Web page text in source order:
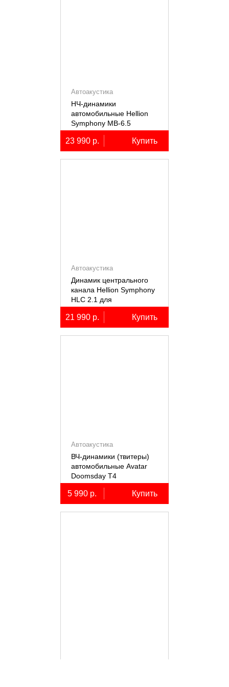
Автоакустика
НЧ-динамики
автомобильные Hellion
Symphony MB-6.5
23 990 р. Купить
Автоакустика
Динамик центрального
канала Hellion Symphony
HLC 2.1 для
автомобилей Lixiang Li-
7/8/9
21 990 р. Купить
Автоакустика
ВЧ-динамики (твитеры)
автомобильные Avatar
Doomsday Т4
5 990 р. Купить